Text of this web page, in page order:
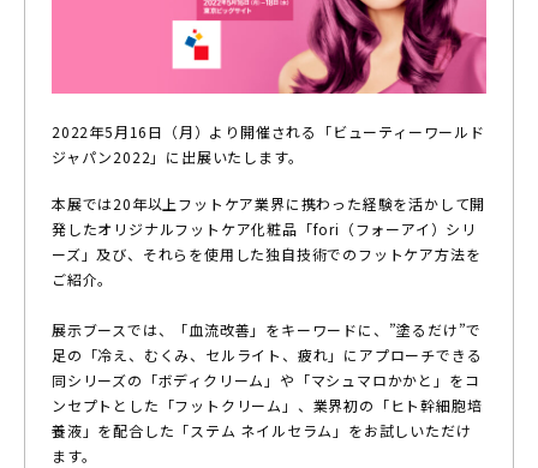
2022年5月16日（月）より開催される「ビューティーワールド
ジャパン2022」に出展いたします。
本展では20年以上フットケア業界に携わった経験を活かして開
発したオリジナルフットケア化粧品「fori（フォーアイ）シリ
ーズ」及び、それらを使用した独自技術でのフットケア方法を
ご紹介。
展示ブースでは、「血流改善」をキーワードに、”塗るだけ”で
足の「冷え、むくみ、セルライト、疲れ」にアプローチできる
同シリーズの「ボディクリーム」や「マシュマロかかと」をコ
ンセプトとした「フットクリーム」、業界初の「ヒト幹細胞培
養液」を配合した「ステム ネイルセラム」をお試しいただけ
ます。